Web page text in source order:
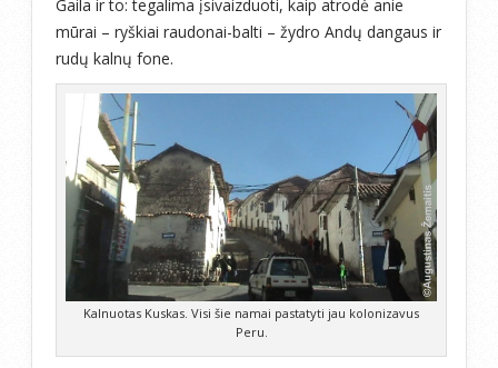
Gaila ir to: tegalima įsivaizduoti, kaip atrodė anie
mūrai – ryškiai raudonai-balti – žydro Andų dangaus ir
rudų kalnų fone.
Kalnuotas Kuskas. Visi šie namai pastatyti jau kolonizavus
Peru.